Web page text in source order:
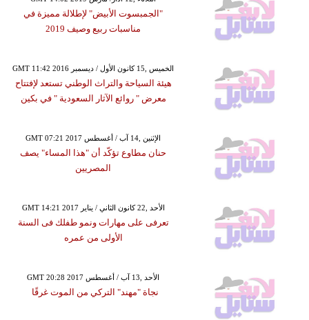
"الجمبسوت الأبيض" لإطلالة مميزة في
مناسبات ربيع وصيف 2019
GMT 11:42 2016 الخميس ,15 كانون الأول / ديسمبر
هيئة السياحة والتراث الوطني تستعد لإفتتاح
معرض " روائع الآثار السعودية " في بكين
GMT 07:21 2017 الإثنين ,14 آب / أغسطس
حنان مطاوع تؤكّد أن "هذا المساء" يصف
المصريين
GMT 14:21 2017 الأحد ,22 كانون الثاني / يناير
تعرفى على مهارات ونمو طفلك فى السنة
الأولى من عمره
GMT 20:28 2017 الأحد ,13 آب / أغسطس
نجاة "مهند" التركي من الموت غرقًا